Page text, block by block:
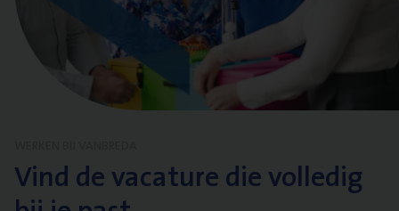
Vind de vacature die volledig